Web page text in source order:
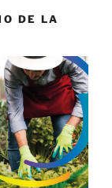
DE LA